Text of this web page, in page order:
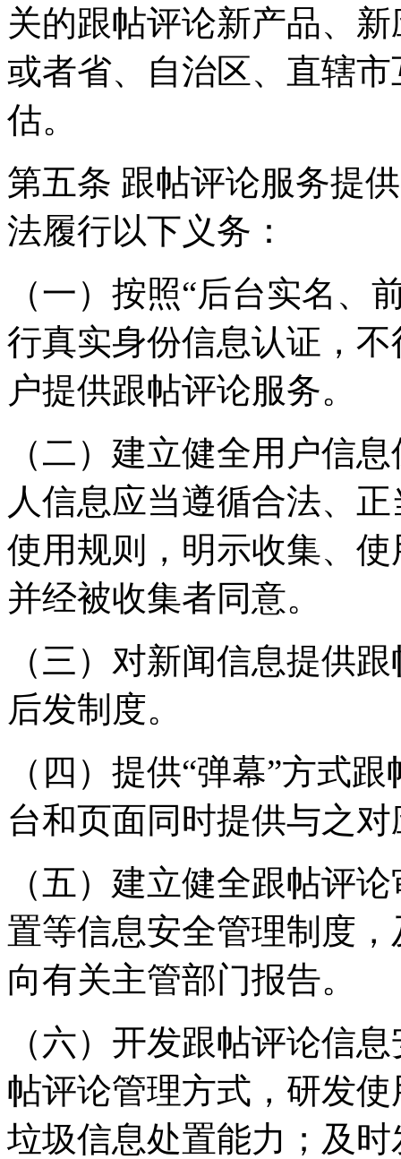
关的跟帖评论新产品、
或者省、自治区、直辖
估。
第五条 跟帖评论服务提
法履行以下义务：
（一）按照“后台实名、
行真实身份信息认证，
户提供跟帖评论服务。
（二）建立健全用户信
人信息应当遵循合法、
使用规则，明示收集、
并经被收集者同意。
（三）对新闻信息提供
后发制度。
（四）提供“弹幕”方式
台和页面同时提供与之
（五）建立健全跟帖评
置等信息安全管理制度
向有关主管部门报告。
（六）开发跟帖评论信
帖评论管理方式，研发
垃圾信息处置能力；及